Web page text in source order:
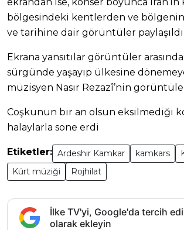
bölgesindeki kentlerden ve
ve tarihine dair görüntüler paylaşıldı.
Ekrana yansıtılar görüntüler
sürgünde yaşayıp ülkesine
müzisyen Nasır Rezazî’nin
Coşkunun bir an olsun eksilmediği
halaylarla sone erdi
Etiketler: Ardeshir Kamkar kamkars
Kürt müziği
Rojhilat
İlke TV'yi, Google'da tercih
olarak ekleyin